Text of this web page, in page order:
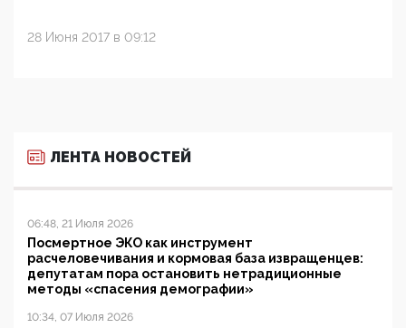
28 Июня 2017 в 09:12
ЛЕНТА НОВОСТЕЙ
06:48, 21 Июля 2026
Посмертное ЭКО как инструмент
расчеловечивания и кормовая база извращенцев:
депутатам пора остановить нетрадиционные
методы «спасения демографии»
10:34, 07 Июля 2026